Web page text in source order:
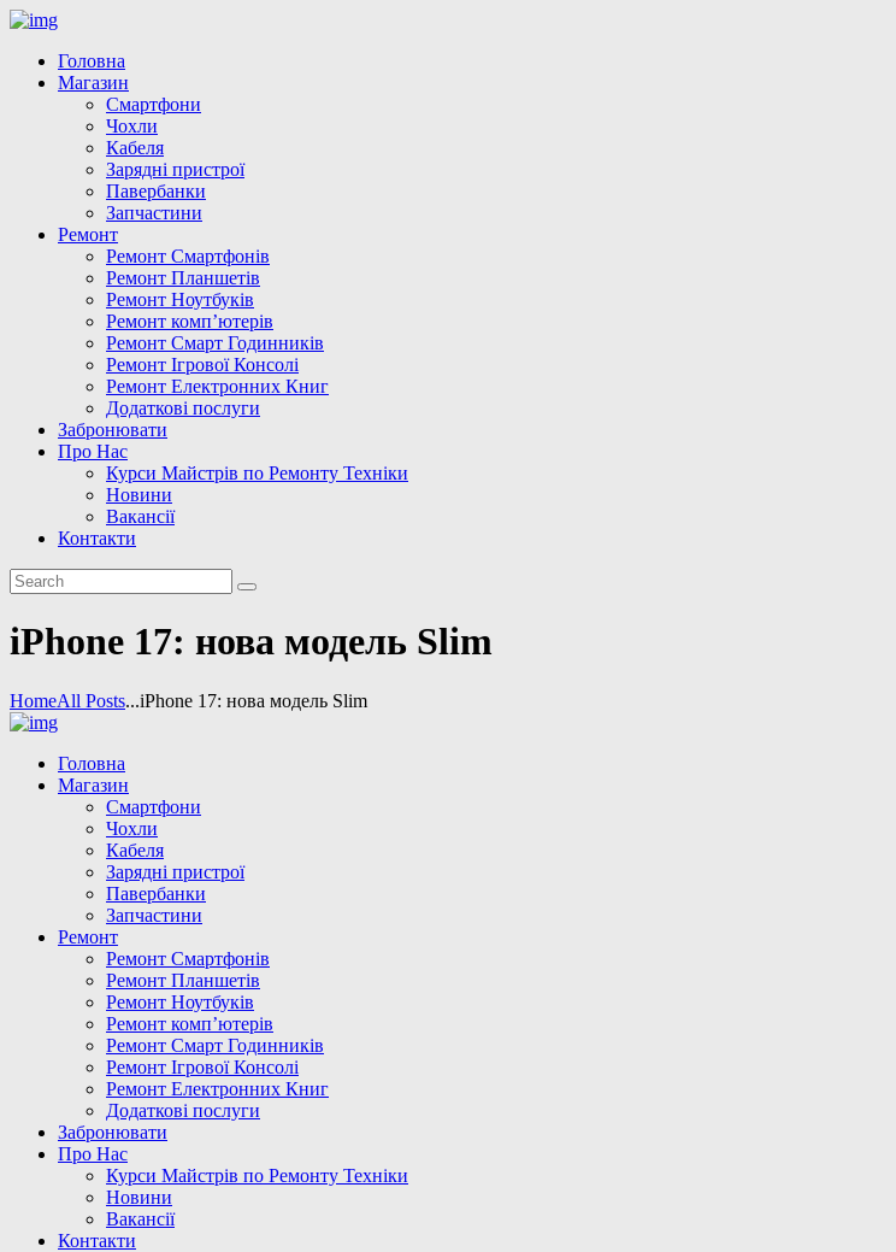
Головна
Магазин
Смартфони
Чохли
Кабеля
Зарядні пристрої
Павербанки
Запчастини
Ремонт
Ремонт Смартфонів
Ремонт Планшетів
Ремонт Ноутбуків
Ремонт комп’ютерів
Ремонт Смарт Годинників
Ремонт Ігрової Консолі
Ремонт Електронних Книг
Додаткові послуги
Забронювати
Про Нас
Курси Майстрів по Ремонту Техніки
Новини
Вакансії
Контакти
iPhone 17: нова модель Slim
HomeAll Posts...iPhone 17: нова модель Slim
Головна
Магазин
Смартфони
Чохли
Кабеля
Зарядні пристрої
Павербанки
Запчастини
Ремонт
Ремонт Смартфонів
Ремонт Планшетів
Ремонт Ноутбуків
Ремонт комп’ютерів
Ремонт Смарт Годинників
Ремонт Ігрової Консолі
Ремонт Електронних Книг
Додаткові послуги
Забронювати
Про Нас
Курси Майстрів по Ремонту Техніки
Новини
Вакансії
Контакти